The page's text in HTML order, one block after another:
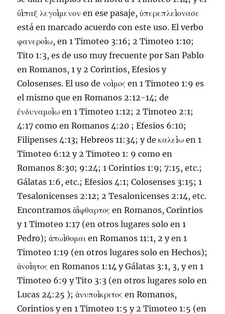
ὑìπαξ λεγοìμενον en ese pasaje, ὑπερεπλεìονασε
está en marcado acuerdo con este uso. El verbo
φανεροìω, en1 Timoteo 3:16; 2 Timoteo 1:10;
Tito 1:3, es de uso muy frecuente por San Pablo
en Romanos, 1 y 2 Corintios, Efesios y
Colosenses. El uso de νοìμος en1 Timoteo 1:9 es
el mismo que enRomanos 2:12-14; de
ἐνδυναμοìω en1 Timoteo 1:12; 2 Timoteo 2:1;
4:17 como enRomanos 4:20 ;Efesios 6:10;
Filipenses 4:13;Hebreos 11:34; y de καλεìω en1
Timoteo 6:12 y 2 Timoteo 1: 9 como en
Romanos 8:30; 9:24;1 Corintios 1:9;7:15, etc.;
Gálatas 1:6, etc.;Efesios 4:1;Colosenses 3:15;1
Tesalonicenses 2:12; 2 Tesalonicenses 2:14 , etc.
Encontramos ἀìφθαρτος en Romanos, Corintios
y1 Timoteo 1:17 (en otros lugares solo en 1
Pedro); ἀπωìθομαι enRomanos 11:1 , 2 y en1
Timoteo 1:19 (en otros lugares solo en Hechos);
ἀνοìητος enRomanos 1:14 yGálatas 3:1, 3, y en1
Timoteo 6:9 yTito 3:3 (en otros lugares solo en
Lucas 24:25 ); ἀνυποìκριτος en Romanos,
Corintios y en1 Timoteo 1:5 y 2 Timoteo 1:5 (en